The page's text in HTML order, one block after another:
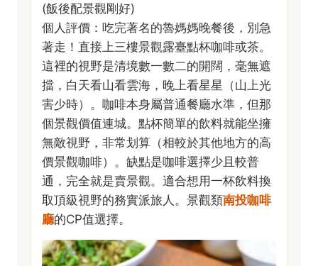
(飯後配景觀剛好)
個人評價：吃完著名的魯媽媽晚餐後，別急
著走！直接上三樓景觀露臺點杯咖啡或茶。
這裡的視野是清境數一數二的開闊，毫無遮
擋，白天看山看雲海，晚上看星星（山上光
害少時）。咖啡本身屬普通餐廳水準，但那
個景觀價值連城。點杯簡單的飲料就能坐擁
無敵視野，非常划算（相較於其他地方的高
價景觀咖啡）。缺點是咖啡選擇少且較普
通，完全就是賣景觀。適合想用一杯飲料換
取頂級視野的務實派旅人。景觀類南投咖啡
廳的CP值選擇。